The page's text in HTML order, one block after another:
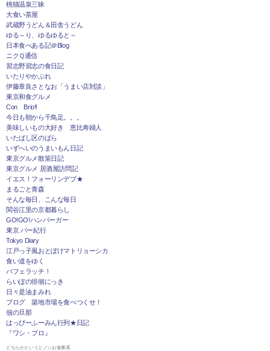
桃猫温泉三昧
大食い茶屋
武蔵野うどん＆田舎うどん
ゆる～り、ゆるゆると～
日本食べある記＠Blog
ニクＱ通信
習志野習志の食日記
いたりやかぶれ
伊藤章良さとなお「うまい店対談」
東京和食グルメ
Con Brio!!
今日も朝から千鳥足。。。
美味しいもの大好き 恵比寿婦人
いたばし区のばら
いずへいのうまいもん日記
東京グルメ散策日記
東京グルメ 居酒屋訪問記
イエス！フォーリンデブ★
まるごと青森
そんな毎日、こんな毎日
関谷江里の京都暮らし
GO!GO!ハンバーガー
東京 バー紀行
Tokyo Diary
江戸っ子風おとぼけマトリョーシカ
食い道をゆく
パフェラッチ！
らいぽの徘徊にっき
日々是油まみれ
ブログ 築地市場を食べつくせ！
佃の旦那
はっぴーふーみん行列★日記
『ワシ・ブロ』
どちらかというとノンお食事系